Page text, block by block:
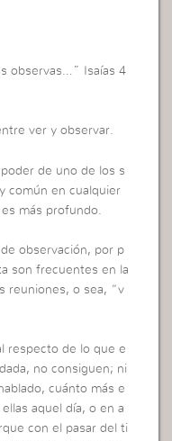
observas…” Isaías 4
ver y observar.
de uno de los s
común en cualquier
más profundo.
observación, por p
son frecuentes en la
reuniones, o sea, “v
respecto de lo que e
no consiguen; ni
cuánto más e
aquel día, o en a
con el pasar del ti